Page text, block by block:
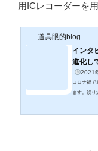
用ICレコーダーを
道具眼的blog
インタ
進化し
2021
コロナ禍で
ます。繰り返し書いて